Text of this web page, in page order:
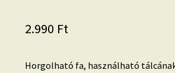
2.990 Ft
Horgolható fa, használható